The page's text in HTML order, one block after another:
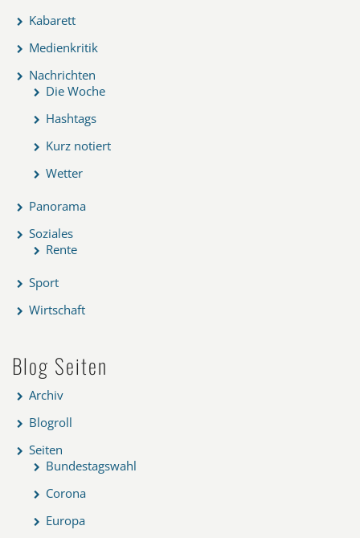
Kabarett
Medienkritik
Nachrichten
Die Woche
Hashtags
Kurz notiert
Wetter
Panorama
Soziales
Rente
Sport
Wirtschaft
Blog Seiten
Archiv
Blogroll
Seiten
Bundestagswahl
Corona
Europa